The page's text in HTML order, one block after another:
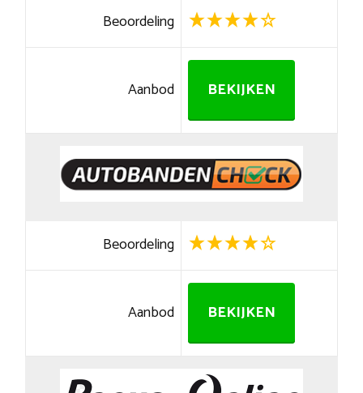
Beoordeling
Aanbod BEKIJKEN
Beoordeling
Aanbod BEKIJKEN